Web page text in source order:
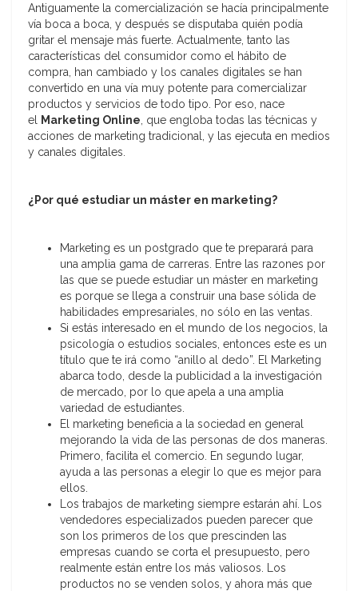
Antiguamente la comercialización se hacía principalmente
vía boca a boca, y después se disputaba quién podía
gritar el mensaje más fuerte. Actualmente, tanto las
características del consumidor como el hábito de
compra, han cambiado y los canales digitales se han
convertido en una vía muy potente para comercializar
productos y servicios de todo tipo. Por eso, nace
el
Marketing Online , que engloba todas las técnicas y
acciones de marketing tradicional, y las ejecuta en medios
y canales digitales.
¿Por qué estudiar un máster en marketing?
Marketing es un postgrado que te preparará para
una amplia gama de carreras. Entre las razones por
las que se puede estudiar un máster en marketing
es porque se llega a construir una base sólida de
habilidades empresariales, no sólo en las ventas.
Si estás interesado en el mundo de los negocios, la
psicología o estudios sociales, entonces este es un
título que te irá como “anillo al dedo”. El Marketing
abarca todo, desde la publicidad a la investigación
de mercado, por lo que apela a una amplia
variedad de estudiantes.
El marketing beneficia a la sociedad en general
mejorando la vida de las personas de dos maneras.
Primero, facilita el comercio. En segundo lugar,
ayuda a las personas a elegir lo que es mejor para
ellos.
Los trabajos de marketing siempre estarán ahí. Los
vendedores especializados pueden parecer que
son los primeros de los que prescinden las
empresas cuando se corta el presupuesto, pero
realmente están entre los más valiosos. Los
productos no se venden solos, y ahora más que